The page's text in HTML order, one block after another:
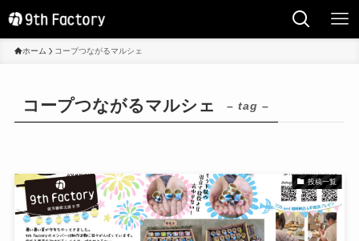
ホーム コープつながるマルシェ
コープつながるマルシェ – tag –
投稿一覧